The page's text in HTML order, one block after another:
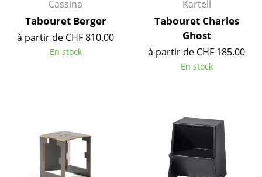
Rideaux
Salon et Salle de séjour
Cuisine & Salle à manger
Cassina
Tabouret Berger
à partir de CHF 810.00
En stock
Kartell
Tabouret Charles
Ghost
à partir de CHF 185.00
En stock